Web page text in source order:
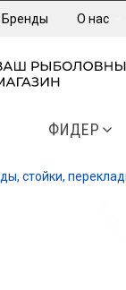
Бренды О нас
ФИДЕР
стойки,